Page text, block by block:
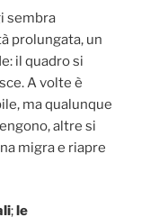
sembra
prolungata, un
il quadro si
A volte è
ma qualunque
altre si
migra e riapre
;le